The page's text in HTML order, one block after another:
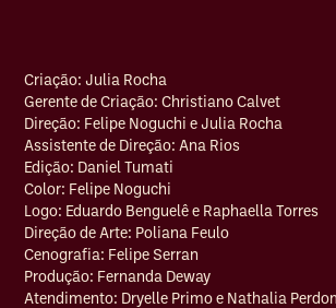
Criação: Julia Rocha
Gerente de Criação: Christiano Calvet
Direção: Felipe Noguchi e Julia Rocha
Assistente de Direção: Ana Rios
Edição: Daniel Tumati
Color: Felipe Noguchi
Logo: Eduardo Benguelê e Raphaella Torres
Direção de Arte: Poliana Feulo
Cenografia: Felipe Serran
Produção: Fernanda Deway
Atendimento: Dryelle Primo e Nathalia